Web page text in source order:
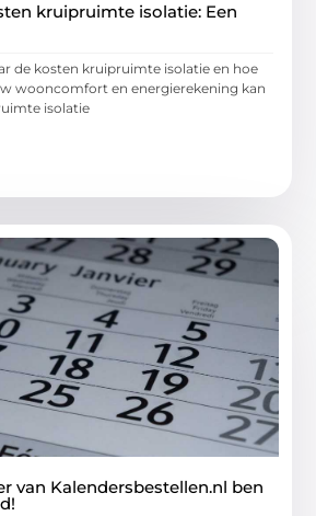
kruipruimte isolatie: Een
de kosten kruipruimte isolatie en hoe
wooncomfort en energierekening kan
isolatie
van Kalendersbestellen.nl ben